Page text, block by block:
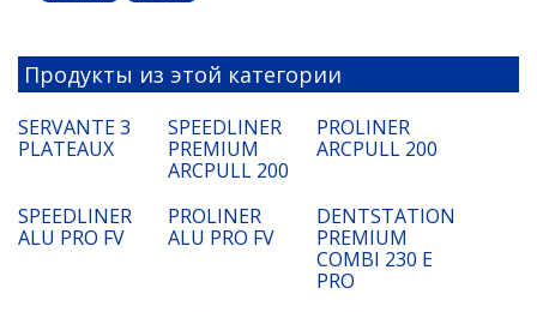
Продукты из этой категории
SERVANTE 3
PLATEAUX
SPEEDLINER
PREMIUM
ARCPULL 200
PROLINER
ARCPULL 200
SPEEDLINER
ALU PRO FV
PROLINER
ALU PRO FV
DENTSTATION
PREMIUM
COMBI 230 E
PRO